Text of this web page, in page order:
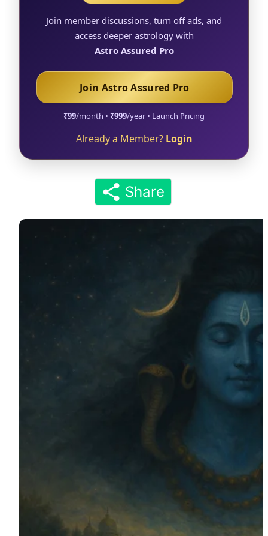
Join member discussions, turn off ads, and
access deeper astrology with
Astro Assured Pro
Join Astro Assured Pro
₹99/month • ₹999/year • Launch Pricing
Already a Member? Login
Share